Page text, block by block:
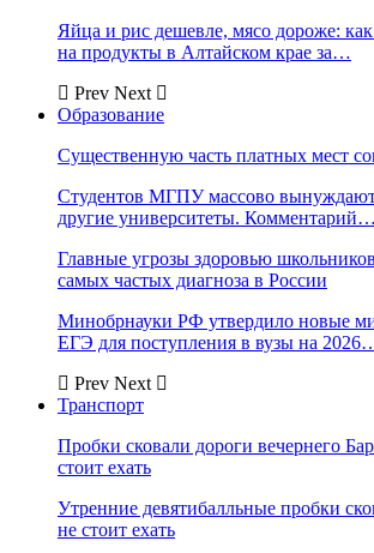
Яйца и рис дешевле, мясо дороже:
на продукты в Алтайском крае за…
Prev Next
Образование
Существенную часть платных мест
Студентов МГПУ массово вынуждают
другие университеты. Комментарий…
Главные угрозы здоровью
самых частых диагноза в России
Минобрнауки РФ утвердило новые
ЕГЭ для поступления в вузы на
Prev Next
Транспорт
Пробки сковали дороги вечернего
стоит ехать
Утренние девятибалльные пробки
не стоит ехать